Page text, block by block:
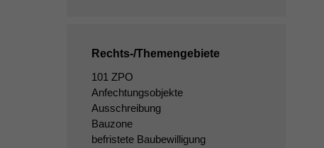
Rechts-/Themengebiete
101 ZPO
Anfechtungsobjekte
Ausschreibung
Bauzone
befristete Baubewilligung